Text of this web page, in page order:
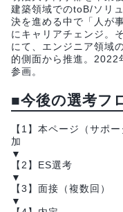
建築領域でのtoB/ソリ
決を進める中で「人が
にキャリアチェンジ。
にて、エンジニア領域
的側面から推進。2022
参画。
■今後の選考フ
【1】本ページ（サポ
加
▼
【2】ES選考
▼
【3】面接（複数回）
▼